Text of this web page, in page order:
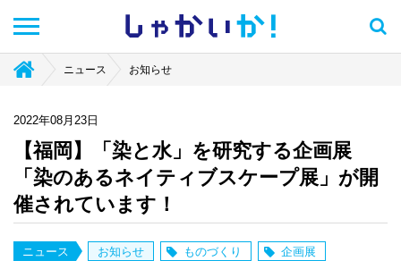
しゃかい か！
ニュース お知らせ
2022年08月23日
【福岡】「染と水」を研究する企画展
「染のあるネイティブスケープ展」が開
催されています！
ニュース お知らせ ものづくり 企画展